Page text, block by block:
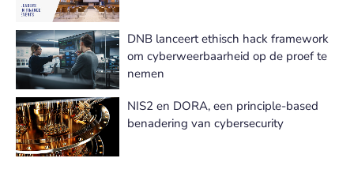
DNB lanceert ethisch hack framework
om cyberweerbaarheid op de proef te
nemen
NIS2 en DORA, een principle-based
benadering van cybersecurity